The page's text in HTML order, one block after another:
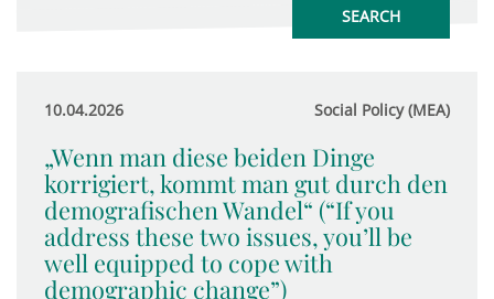
10.04.2026 Social Policy (MEA)
„Wenn man diese beiden Dinge
korrigiert, kommt man gut durch den
demografischen Wandel“ (“If you
address these two issues, you’ll be
well equipped to cope with
demographic change”)